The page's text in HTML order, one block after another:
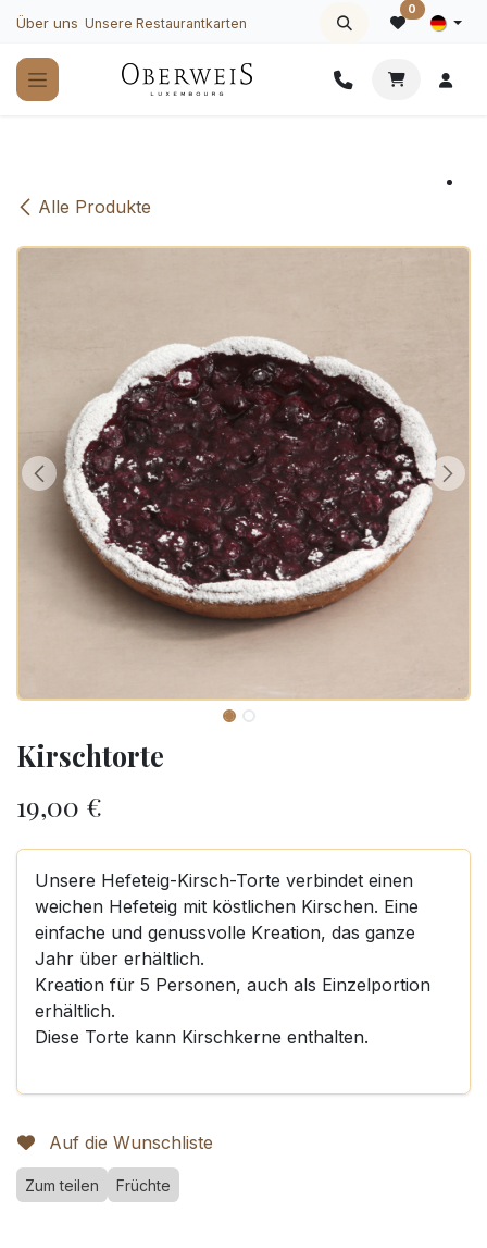
Zum Inhalt springen
Über uns Unsere Restaurantkarten
0
Alle Produkte
Kirschtorte
19,00 €
Unsere Hefeteig-Kirsch-Torte verbindet einen
weichen Hefeteig mit köstlichen Kirschen. Eine
einfache und genussvolle Kreation, das ganze
Jahr über erhältlich.
Kreation für 5 Personen, auch als Einzelportion
erhältlich.
Diese Torte kann Kirschkerne enthalten.
Auf die Wunschliste
Zum teilen Früchte